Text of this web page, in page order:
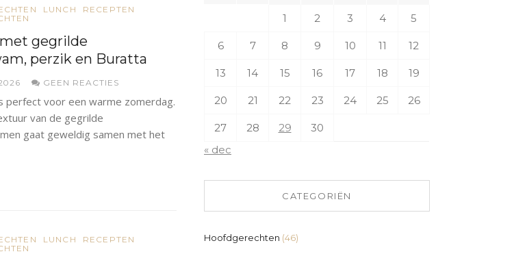
LUNCH
RECEPTEN
gegrilde
perzik en Buratta
GEEN REACTIES
perfect voor een warme zomerdag.
van de gegrilde
gaat geweldig samen met het
LUNCH
RECEPTEN
1 2 3 4 5
6 7 8 9 10 11 12
13 14 15 16 17 18 19
20 21 22 23 24 25 26
27 28 29
30
« dec
CATEGORIËN
Hoofdgerechten (46)